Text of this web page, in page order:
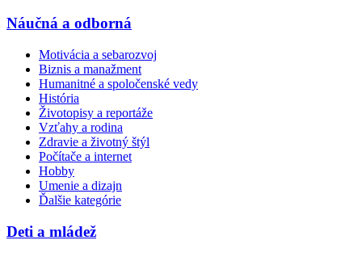
Náučná a odborná
Motivácia a sebarozvoj
Biznis a manažment
Humanitné a spoločenské vedy
História
Životopisy a reportáže
Vzťahy a rodina
Zdravie a životný štýl
Počítače a internet
Hobby
Umenie a dizajn
Ďalšie kategórie
Deti a mládež